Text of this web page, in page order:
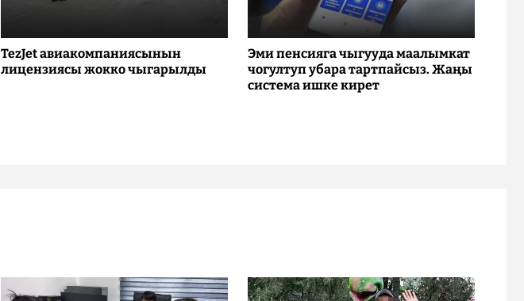
TezJet авиакомпаниясынын
лицензиясы жокко чыгарылды
Эми пенсияга чыгууда маалымкат
чогултуп убара тартпайсыз. Жаңы
система ишке кирет